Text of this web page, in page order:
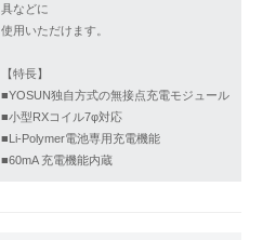
具などに
使用いただけます。
【特長】
■YOSUN独自方式の無接点充電モジュール
■小型RXコイル7φ対応
■Li-Polymer電池専用充電機能
■60mA 充電機能内蔵